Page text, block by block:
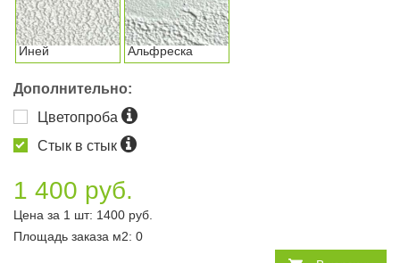
Иней Альфреска
Дополнительно:
Цветопроба
Стык в стык
1 400 руб.
Цена за 1 шт: 1400 руб.
Площадь заказа м2: 0